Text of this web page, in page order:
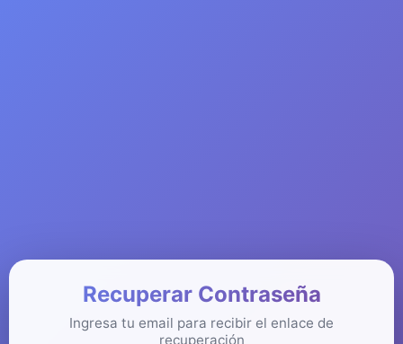
Recuperar Contraseña
Ingresa tu email para recibir el enlace de
recuperación